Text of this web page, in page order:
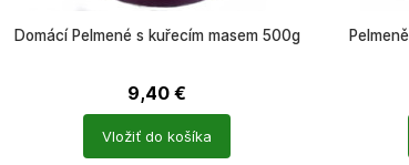
Domácí Pelmené s kuřecím masem 500g
9,40 €
Vložiť do košíka